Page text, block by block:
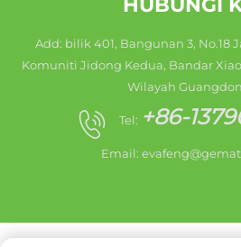
Add: bilik 401, Bangunan 3, No.18
Komuniti Jidong Kedua, Bandar
Wilayah
Tel: +86-
Email: